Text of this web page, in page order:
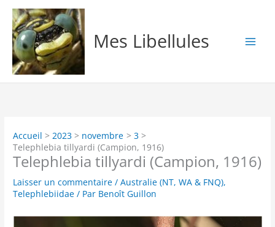
Aller
contenu
Mes Libellules
Accueil 2023 novembre
3
Telephlebia tillyardi (Campion, 1916)
Telephlebia tillyardi (Campion, 1916)
Laisser un commentaire /Australie (NT, WA & FNQ),
Telephlebiidae / Par Benoît Guillon